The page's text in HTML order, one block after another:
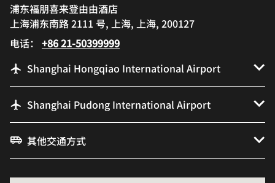
浦东福朋喜来登由由酒店
上海浦东南路 2111 号, 上海, 上海, 200127
电话： +86 21-50399999
Shanghai Hongqiao International Airport
Shanghai Pudong International Airport
其他交通方式